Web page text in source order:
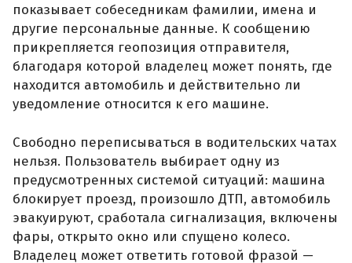
показывает собеседникам фамилии, имена и
другие персональные данные. К сообщению
прикрепляется геопозиция отправителя,
благодаря которой владелец может понять, где
находится автомобиль и действительно ли
уведомление относится к его машине.
Свободно переписываться в водительских чатах
нельзя. Пользователь выбирает одну из
предусмотренных системой ситуаций: машина
блокирует проезд, произошло ДТП, автомобиль
эвакуируют, сработала сигнализация, включены
фары, открыто окно или спущено колесо.
Владелец может ответить готовой фразой —